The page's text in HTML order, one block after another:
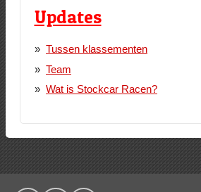
Updates
Tussen klassementen
Team
Wat is Stockcar Racen?